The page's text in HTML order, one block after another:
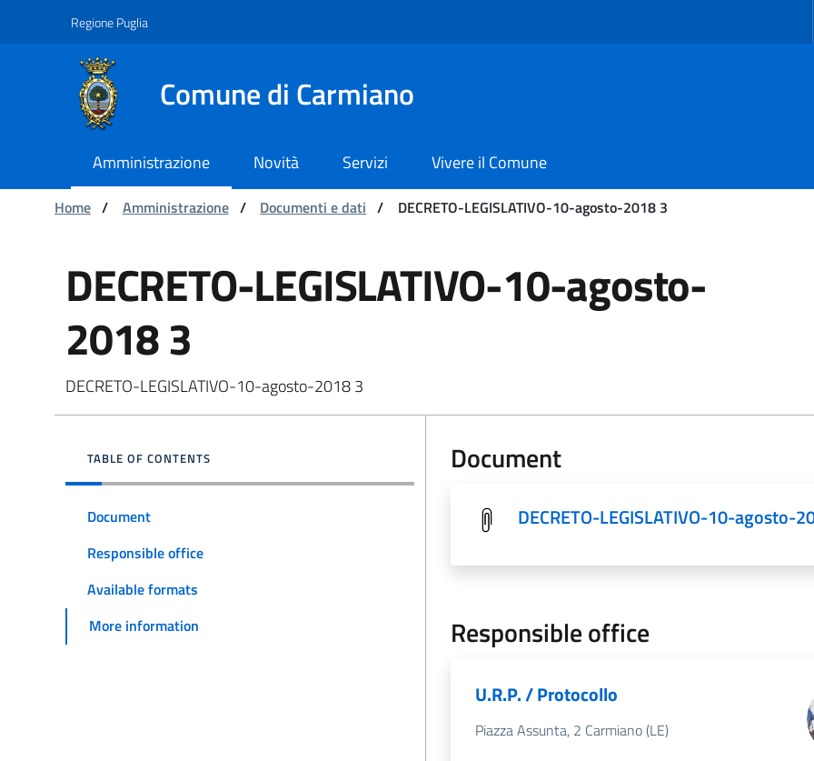
Navigation
Skip to ContentRegione Puglia
Comune di Carmiano
Amministrazione Novità Servizi
Vivere il Comune
You are:
Home / Amministrazione / Documenti e dati / DECRETO-LEGISLATIVO-10-agosto-2018 3
DECRETO-LEGISLATIVO-10-agosto-2018 3 -
DECRETO-LEGISLATIVO-10-agosto-
2018 3
DECRETO-LEGISLATIVO-10-agosto-2018 3
TABLE OF CONTENTS
Document
Responsible office
Available formats
More information
Document
DECRETO-LEGISLATIVO-10-agosto-
Responsible office
U.R.P. / Protocollo
Piazza Assunta, 2 Carmiano (LE)